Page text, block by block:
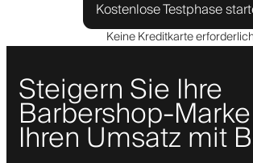
Kostenlose Testphase
Keine Kreditkarte erforderlich
Steigern Sie Ihre
Barbershop-
Ihren Umsatz mit